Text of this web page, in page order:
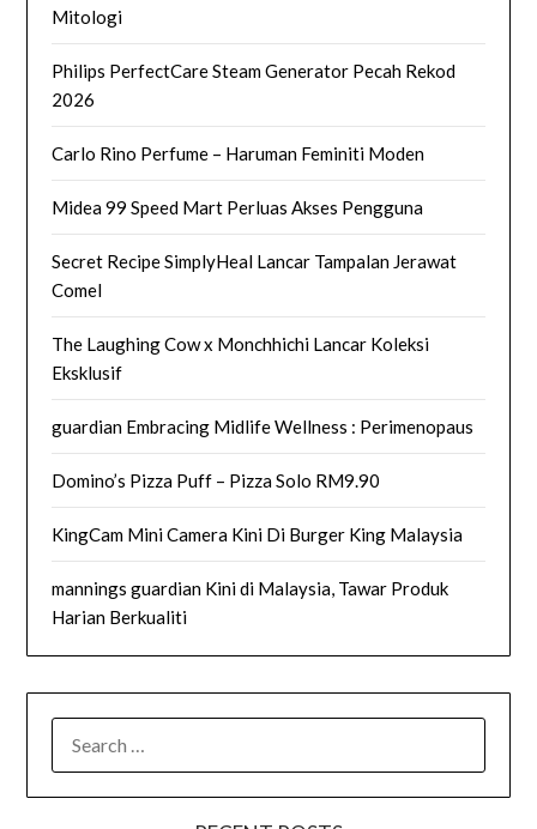
Mitologi
Philips PerfectCare Steam Generator Pecah Rekod
2026
Carlo Rino Perfume – Haruman Feminiti Moden
Midea 99 Speed Mart Perluas Akses Pengguna
Secret Recipe SimplyHeal Lancar Tampalan Jerawat
Comel
The Laughing Cow x Monchhichi Lancar Koleksi
Eksklusif
guardian Embracing Midlife Wellness : Perimenopaus
Domino’s Pizza Puff – Pizza Solo RM9.90
KingCam Mini Camera Kini Di Burger King Malaysia
mannings guardian Kini di Malaysia, Tawar Produk
Harian Berkualiti
FOR: